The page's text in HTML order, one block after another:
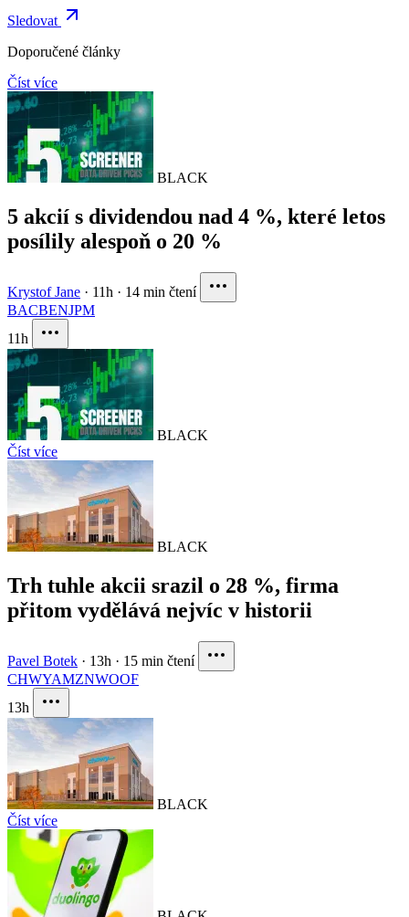
Sledovat
Doporučené články
Číst více
BLACK
5 akcií s dividendou nad 4 %, které letos
posílily alespoň o 20 %
Krystof Jane · 11h · 14 min čtení
BACBENJPM
11h
BLACK
Číst více
BLACK
Trh tuhle akcii srazil o 28 %, firma
přitom vydělává nejvíc v historii
Pavel Botek · 13h · 15 min čtení
CHWYAMZNWOOF
13h
BLACK
Číst více